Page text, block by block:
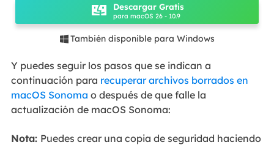
Descargar Gratis
para macOS 26 - 10.9
 También disponible para Windows
Y puedes seguir los pasos que se indican a
continuación para recuperar archivos borrados en
macOS Sonoma o después de que falle la
actualización de macOS Sonoma:
Nota: Puedes crear una copia de seguridad haciendo